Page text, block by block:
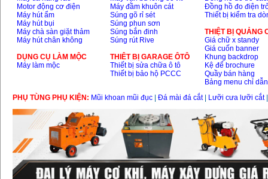
Motor động cơ điện
Máy hút ẩm
Máy hút bụi
Máy chà sàn giặt thảm
Máy hút chân không
DỤNG CỤ LÀM MỘC
Máy làm mộc
Máy đầm khuôn cát
Súng gõ rỉ sét
Súng phun sơn
Súng bắn đinh
Súng rút Rive
THIÊT BỊ GARAGE ÔTÔ
Thiết bị sửa chữa ô tô
Thiết bị bảo hộ PCCC
Đồng hồ đo điện
Thiết bị kiểm tra
THIỆT BỊ QUẢNG
Giá chữ x standy
Giá cuốn banner
Khung backdrop
Kệ để brochure
Quầy bán hàng
Bảng menu chỉ dẫn
PHỤ TÙNG PHỤ KIỆN: Mũi khoan mũi đục Đá mài đá cắt| Lưỡi cưa lưỡi cắt